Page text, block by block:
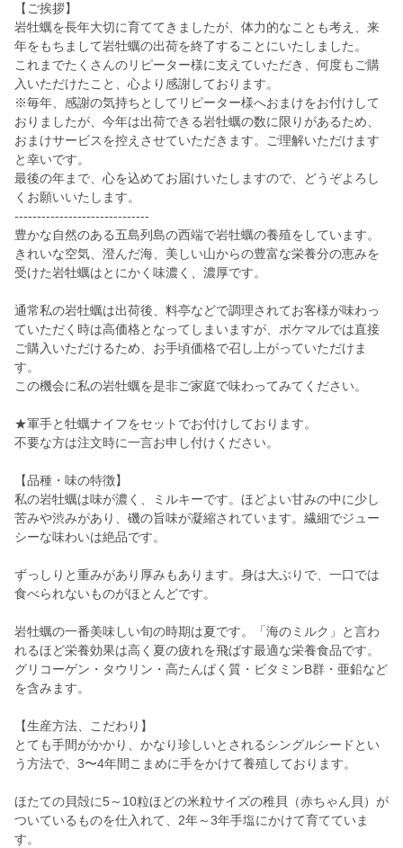
【ご挨拶】
岩牡蠣を長年大切に育ててきましたが、体力的なことも考え、来
年をもちまして岩牡蠣の出荷を終了することにいたしました。
これまでたくさんのリピーター様に支えていただき、何度もご購
入いただけたこと、心より感謝しております。
※毎年、感謝の気持ちとしてリピーター様へおまけをお付けして
おりましたが、今年は出荷できる岩牡蠣の数に限りがあるため、
おまけサービスを控えさせていただきます。ご理解いただけます
と幸いです。
最後の年まで、心を込めてお届けいたしますので、どうぞよろし
くお願いいたします。
------------------------------
豊かな自然のある五島列島の西端で岩牡蠣の養殖をしています。
きれいな空気、澄んだ海、美しい山からの豊富な栄養分の恵みを
受けた岩牡蠣はとにかく味濃く、濃厚です。
通常私の岩牡蠣は出荷後、料亭などで調理されてお客様が味わっ
ていただく時は高価格となってしまいますが、ポケマルでは直接
ご購入いただけるため、お手頃価格で召し上がっていただけま
す。
この機会に私の岩牡蠣を是非ご家庭で味わってみてください。
★軍手と牡蠣ナイフをセットでお付けしております。
不要な方は注文時に一言お申し付けください。
【品種・味の特徴】
私の岩牡蠣は味が濃く、ミルキーです。ほどよい甘みの中に少し
苦みや渋みがあり、磯の旨味が凝縮されています。繊細でジュー
シーな味わいは絶品です。
ずっしりと重みがあり厚みもあります。身は大ぶりで、一口では
食べられないものがほとんどです。
岩牡蠣の一番美味しい旬の時期は夏です。「海のミルク」と言わ
れるほど栄養効果は高く夏の疲れを飛ばす最適な栄養食品です。
グリコーゲン・タウリン・高たんぱく質・ビタミンB群・亜鉛など
を含みます。
【生産方法、こだわり】
とても手間がかかり、かなり珍しいとされるシングルシードとい
う方法で、3〜4年間こまめに手をかけて養殖しております。
ほたての貝殻に5～10粒ほどの米粒サイズの稚貝（赤ちゃん貝）が
ついているものを仕入れて、2年～3年手塩にかけて育てていま
す。